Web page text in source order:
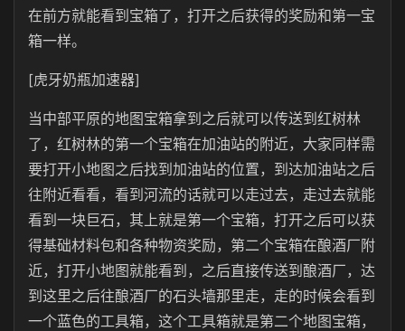
在前方就能看到宝箱了，打开之后获得的奖励和第一宝
箱一样。
[虎牙奶瓶加速器]
当中部平原的地图宝箱拿到之后就可以传送到红树林
了，红树林的第一个宝箱在加油站的附近，大家同样需
要打开小地图之后找到加油站的位置，到达加油站之后
往附近看看，看到河流的话就可以走过去，走过去就能
看到一块巨石，其上就是第一个宝箱，打开之后可以获
得基础材料包和各种物资奖励，第二个宝箱在酿酒厂附
近，打开小地图就能看到，之后直接传送到酿酒厂，达
到这里之后往酿酒厂的石头墙那里走，走的时候会看到
一个蓝色的工具箱，这个工具箱就是第二个地图宝箱，